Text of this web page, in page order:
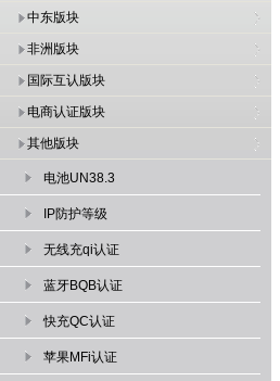
中东版块
非洲版块
国际互认版块
电商认证版块
其他版块
电池UN38.3
IP防护等级
无线充qi认证
蓝牙BQB认证
快充QC认证
苹果MFi认证